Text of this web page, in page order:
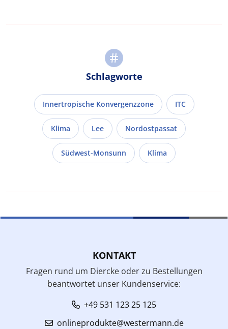
Schlagworte
Innertropische Konvergenzzone ITC
Klima Lee Nordostpassat
Südwest-Monsunn Klima
KONTAKT
Fragen rund um Diercke oder zu Bestellungen
beantwortet unser Kundenservice:
+49 531 123 25 125
onlineprodukte@westermann.de